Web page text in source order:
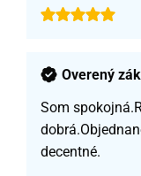
Overený
Som
decentné.